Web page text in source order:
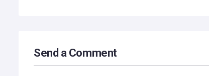
Send a Comment